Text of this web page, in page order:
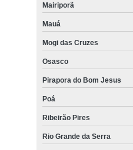
Mairiporã
Mauá
Mogi das Cruzes
Osasco
Pirapora do Bom Jesus
Poá
Ribeirão Pires
Rio Grande da Serra